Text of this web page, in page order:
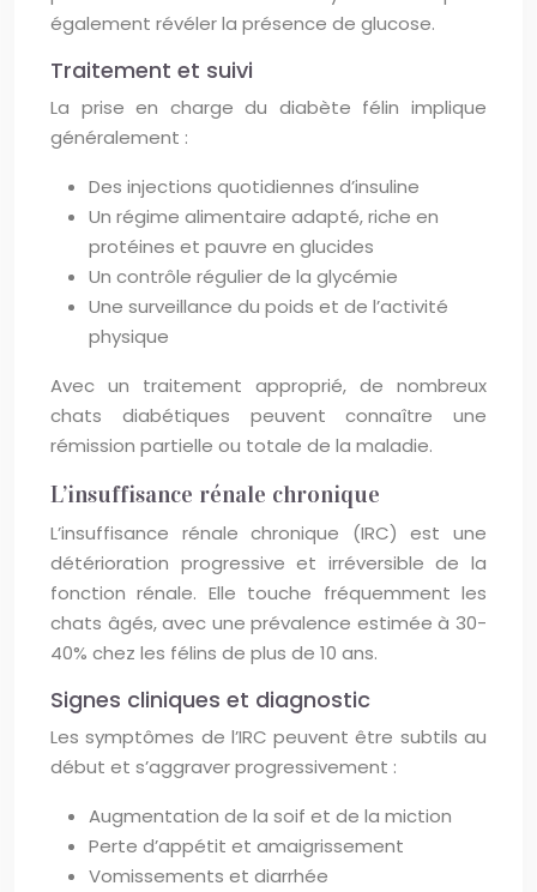
également révéler la présence de glucose.
Traitement et suivi
La prise en charge du diabète félin implique
généralement :
Des injections quotidiennes d’insuline
Un régime alimentaire adapté, riche en
protéines et pauvre en glucides
Un contrôle régulier de la glycémie
Une surveillance du poids et de l’activité
physique
Avec un traitement approprié, de nombreux
chats diabétiques peuvent connaître une
rémission partielle ou totale de la maladie.
L’insuffisance rénale chronique
L’insuffisance rénale chronique (IRC) est une
détérioration progressive et irréversible de la
fonction rénale. Elle touche fréquemment les
chats âgés, avec une prévalence estimée à 30-
40% chez les félins de plus de 10 ans.
Signes cliniques et diagnostic
Les symptômes de l’IRC peuvent être subtils au
début et s’aggraver progressivement :
Augmentation de la soif et de la miction
Perte d’appétit et amaigrissement
Vomissements et diarrhée